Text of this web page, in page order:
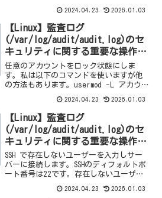
ム認証情報ログを確認するには
/var/log/auth.log を参照します。
2024.04.23 2026.01.03
【Linux】監査ログ
(/var/log/audit/audit.log)のセ
キュリティに関する重要な操作記
録：scp 接続失敗(アカウントロ
ック)の確認手順
任意のアカウントをロック状態にしま
す。私は以下のコマンドを使いますが他
の方法もあります。usermod -L アカウ
入力しサーバーに接続します。SCPのディ
フォルトポート番号は22です。アカウン
トロッ...
2024.04.23 2026.01.03
【Linux】監査ログ
(/var/log/audit/audit.log)のセ
キュリティに関する重要な操作記
録：ssh 接続失敗(存在しないユ
ーザー)の確認手順
SSH で存在しないユーザーを入力しサー
バーに接続します。SSHのディフォルトポ
ート番号は22です。存在しないユーザー
認証情報ログを確認するには
2024.04.23 2026.01.03